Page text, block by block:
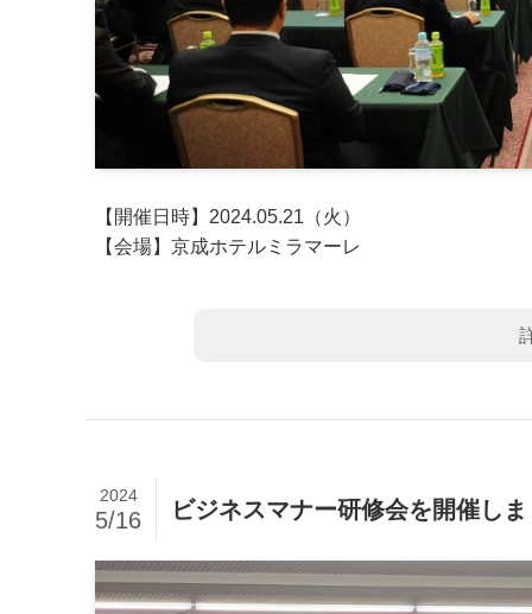
【開催日時】2024.05.21（火）
【会場】京成ホテルミラマーレ
ビジネスマナー研修会を開催し
2024
5/16